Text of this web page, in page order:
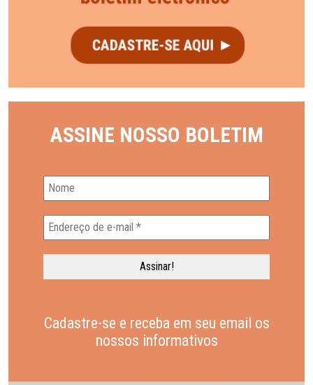
ASSINE NOSSO BOLETIM
Cadastre-se e receba em seu email os
nossos informativos